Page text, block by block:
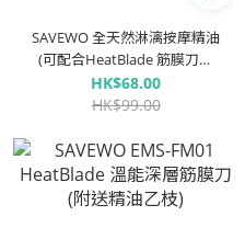
SAVEWO 全天然淋漓按摩精油
(可配合HeatBlade 筋膜刀使
用)
HK$68.00
HK$99.00